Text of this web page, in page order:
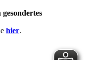
hier.